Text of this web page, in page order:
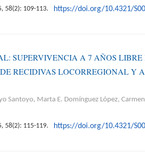
58(2): 109-113.
https://doi.org/10.4321/
SUPERVIVENCIA A 7 AÑOS
RECIDIVAS LOCORREGIONAL
Santoyo, Marta E. Domínguez López,
58(2): 115-119.
https://doi.org/10.4321/